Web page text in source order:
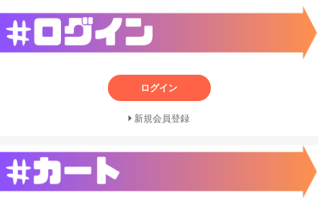
ログイン
新規会員登録